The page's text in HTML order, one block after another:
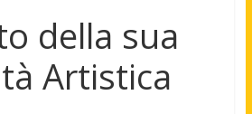
della sua
Artistica